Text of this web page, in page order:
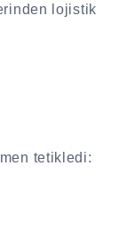
lojistik
tetikledi: